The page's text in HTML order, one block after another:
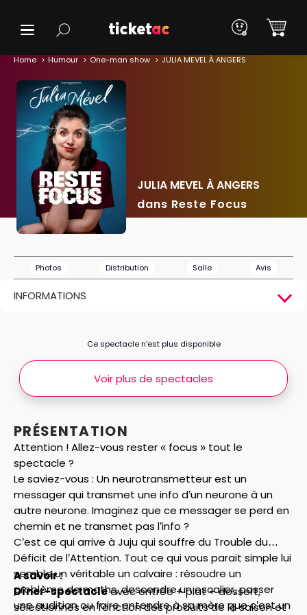
Home Humour One-man show JULIA MEVEL À ANGERS
JULIA MEVEL À ANGERS
dans Reste Focus
Photos Distribution Salle Avis
INFORMATIONS
PRÉSENTATION
Attention ! Allez-vous rester « focus » tout le
spectacle ?
Le saviez-vous : Un neurotransmetteur est un
messager qui transmet une info d’un neurone à un
autre neurone. Imaginez que ce messager se perd en
chemin et ne transmet pas l’info ?
C’est ce qui arrive à Juju qui souffre du Trouble du
Déficit de l’Attention. Tout ce qui vous parait simple lui
semble un véritable un calvaire : résoudre un
problème de maths, descendre un escalier, passer
une audition ou faire entendre à sa mère que c’est un
A savoir :
Dîner-spectacleavec entrée + plat + dessert,
sélectionnés en fonction des produits de la saison et
Ce spectacle n’est plus disponible
Voir plus de spectacles